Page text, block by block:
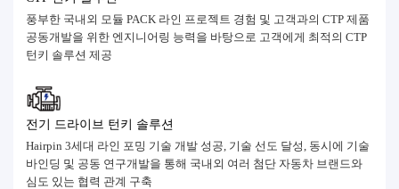
풍부한 국내외 모듈 PACK 라인 프로젝트 경험 및 고객과의 CTP 제품
공동개발을 위한 엔지니어링 능력을 바탕으로 고객에게 최적의 CTP
턴키 솔루션 제공
전기 드라이브 턴키 솔루션
Hairpin 3세대 라인 포밍 기술 개발 성공, 기술 선도 달성, 동시에 기술
바인딩 및 공동 연구개발을 통해 국내외 여러 첨단 자동차 브랜드와
심도 있는 협력 관계 구축